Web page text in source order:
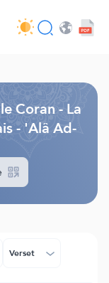
site - API
Coran - La
- 'Alâ Ad-
Verset